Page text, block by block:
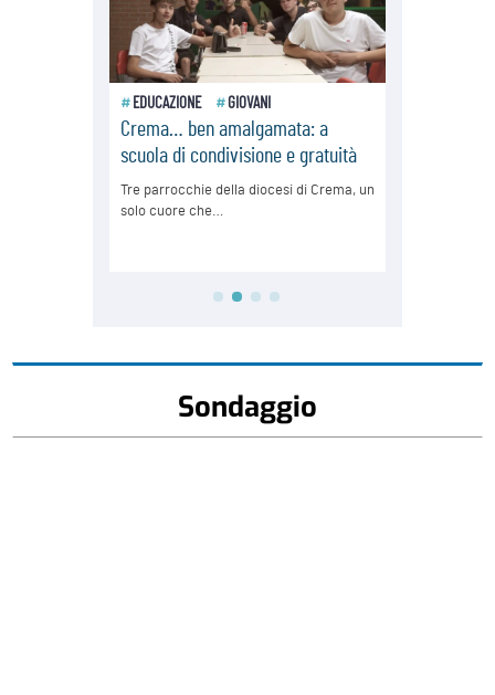
Sondaggio